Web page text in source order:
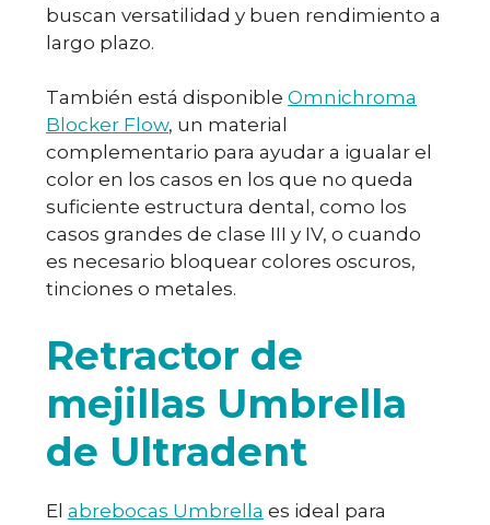
buscan versatilidad y buen rendimiento a
largo plazo.
También está disponible Omnichroma
Blocker Flow, un material
complementario para ayudar a igualar el
color en los casos en los que no queda
suficiente estructura dental, como los
casos grandes de clase III y IV, o cuando
es necesario bloquear colores oscuros,
tinciones o metales.
Retractor de
mejillas Umbrella
de Ultradent
El abrebocas Umbrella es ideal para